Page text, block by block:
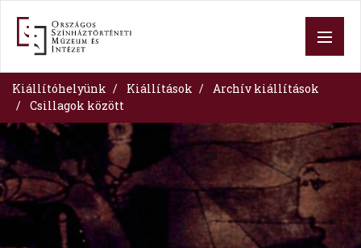
tartalomra
Kiállítóhelyünk Kiállítások
Archív kiállítások
Csillagok között
Image